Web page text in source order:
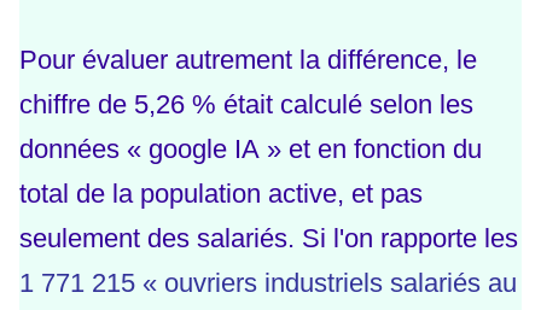
Pour évaluer autrement la différence, le
chiffre de 5,26 % était calculé selon les
données « google IA » et en fonction du
total de la population active, et pas
seulement des salariés. Si l'on rapporte les
1 771 215 « ouvriers industriels salariés au